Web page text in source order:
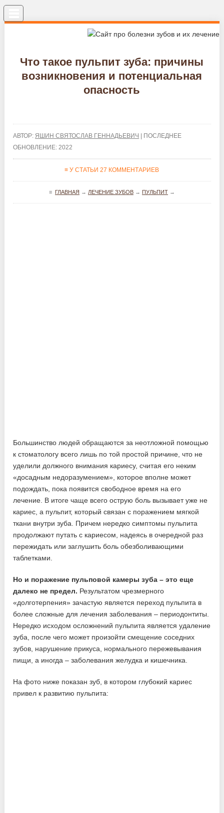
Что такое пульпит зуба: причины
возникновения и потенциальная
опасность
АВТОР: ЯШИН СВЯТОСЛАВ ГЕННАДЬЕВИЧ
| ПОСЛЕДНЕЕ
ОБНОВЛЕНИЕ: 2022
≡ У СТАТЬИ 27 КОММЕНТАРИЕВ
≡ ГЛАВНАЯ → ЛЕЧЕНИЕ ЗУБОВ→ ПУЛЬПИТ→
Большинство людей обращаются за неотложной помощью
к стоматологу всего лишь по той простой причине, что не
уделили должного внимания кариесу, считая его неким
«досадным недоразумением», которое вполне может
подождать, пока появится свободное время на его
лечение. В итоге чаще всего острую боль вызывает уже не
кариес, а пульпит, который связан с поражением мягкой
ткани внутри зуба. Причем нередко симптомы пульпита
продолжают путать с кариесом, надеясь в очередной раз
пережидать или заглушить боль обезболивающими
таблетками.
Но и поражение пульповой камеры зуба – это еще
далеко не предел. Результатом чрезмерного
«долготерпения» зачастую является переход пульпита в
более сложные для лечения заболевания – периодонтиты.
Нередко исходом осложнений пульпита является удаление
зуба, после чего может произойти смещение соседних
зубов, нарушение прикуса, нормального пережевывания
пищи, а иногда – заболевания желудка и кишечника.
На фото ниже показан зуб, в котором глубокий кариес
привел к развитию пульпита: